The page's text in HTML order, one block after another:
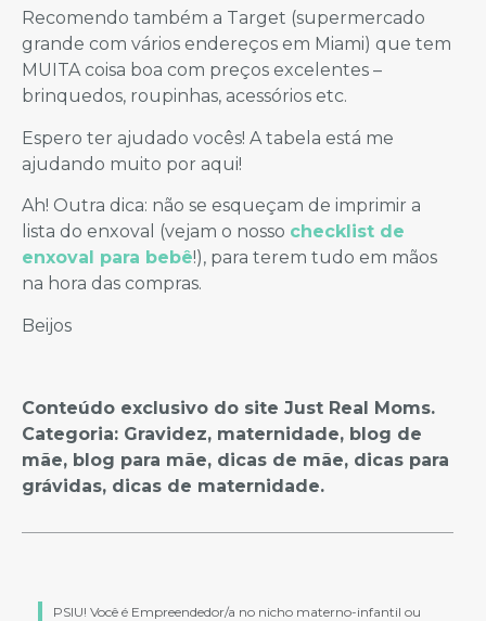
Recomendo também a Target (supermercado
grande com vários endereços em Miami) que tem
MUITA coisa boa com preços excelentes –
brinquedos, roupinhas, acessórios etc.
Espero ter ajudado vocês! A tabela está me
ajudando muito por aqui!
Ah! Outra dica: não se esqueçam de imprimir a
lista do enxoval (vejam o nosso checklist de
enxoval para bebê!), para terem tudo em mãos
na hora das compras.
Beijos
Conteúdo exclusivo do site Just Real Moms.
Categoria: Gravidez, maternidade, blog de
mãe, blog para mãe, dicas de mãe, dicas para
grávidas, dicas de maternidade.
PSIU! Você é Empreendedor/a no nicho materno-infantil ou